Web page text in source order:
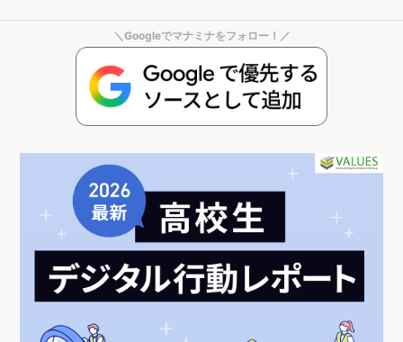
＼Googleでマナミナをフォロー！／